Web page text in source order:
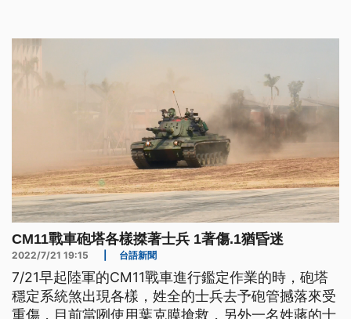
CM11戰車砲塔各樣搩著士兵 1著傷.1猶昏迷
2022/7/21 19:15 台語新聞
7/21早起陸軍的CM11戰車進行鑑定作業的時，砲塔
穩定系統煞出現各樣，姓全的士兵去予砲管撼落來受
重傷，目前當咧使用葉克膜搶救，另外一名姓蔣的士